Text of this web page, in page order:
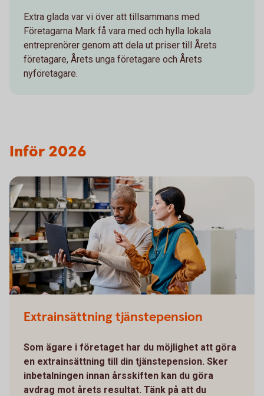
Extra glada var vi över att tillsammans med
Företagarna Mark få vara med och hylla lokala
entreprenörer genom att dela ut priser till Årets
företagare, Årets unga företagare och Årets
nyföretagare.
Inför 2026
Extrainsättning tjänstepension
Som ägare i företaget har du möjlighet att göra
en extrainsättning till din tjänstepension. Sker
inbetalningen innan årsskiften kan du göra
avdrag mot årets resultat. Tänk på att du